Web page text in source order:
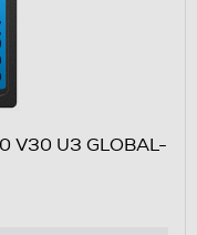
V30 U3 GLOBAL-